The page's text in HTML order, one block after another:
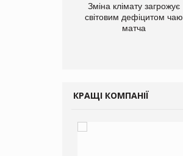
Зміна клімату загрожує
світовим дефіцитом чаю
матча
КРАЩІ КОМПАНІЇ